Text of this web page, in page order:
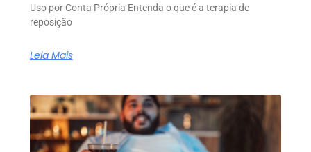
Uso por Conta Própria Entenda o que é a terapia de
reposição
Leia Mais